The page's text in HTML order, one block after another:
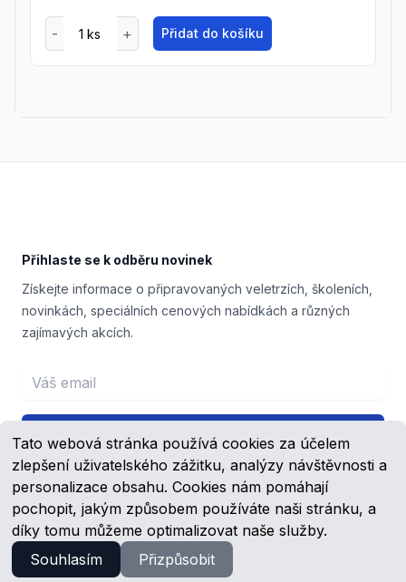
Tato webová stránka používá cookies za účelem
zlepšení uživatelského zážitku, analýzy návštěvnosti a
personalizace obsahu. Cookies nám pomáhají
pochopit, jakým způsobem používáte naši stránku, a
díky tomu můžeme optimalizovat naše služby.
Souhlasím
Přizpůsobit
Přidat do košíku
Přihlaste se k odběru novinek
Získejte informace o připravovaných veletrzích, školeních,
novinkách, speciálních cenových nabídkách a různých
zajímavých akcích.
Email address
Přihlášení
FacebookYouTube
© 2023 -2026Schmachtl.cz, s.r.o.